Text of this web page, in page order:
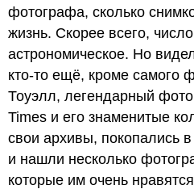
фотографа, сколько
жизнь. Скорее всего,
астрономическое. Но
кто-то ещё, кроме самого
Тоуэлл, легендарный
Times и его знаменитые
свои архивы, покопались
и нашли несколько
которые им очень